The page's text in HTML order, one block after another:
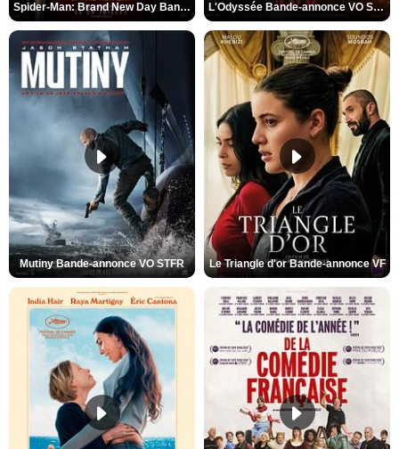
Spider-Man: Brand New Day Bande-annonce VO STFR L'Odyssée Bande-annonce VO STFR
Mutiny Bande-annonce VO STFR Le Triangle d'or Bande-annonce VF